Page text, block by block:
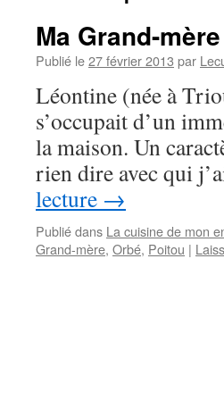
Ma Grand-
Publié le27 février 2013 par
Léontine (née à
s’occupait d’un
la maison. Un
rien dire avec qui
lecture →
Publié dans La cuisine de mon
Grand-mère, Orbé, Poitou |